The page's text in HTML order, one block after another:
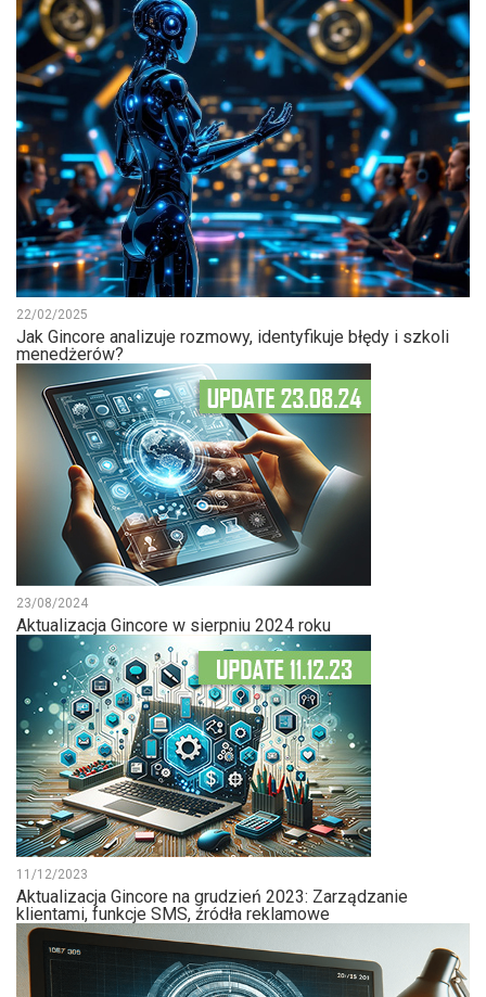
22/02/2025
Jak Gincore analizuje rozmowy, identyfikuje błędy i szkoli
menedżerów?
23/08/2024
Aktualizacja Gincore w sierpniu 2024 roku
11/12/2023
Aktualizacja Gincore na grudzień 2023: Zarządzanie
klientami, funkcje SMS, źródła reklamowe